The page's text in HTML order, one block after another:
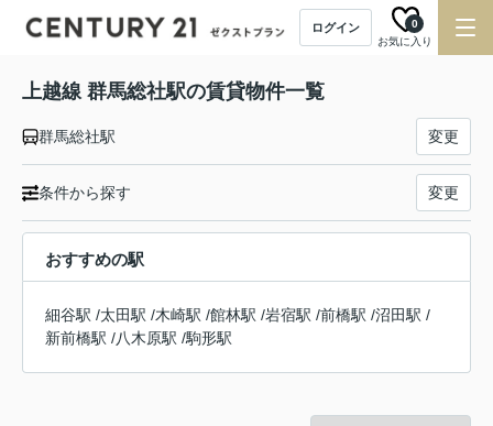
ログイン
お気に入り
0
上越線 群馬総社駅の賃貸物件一覧
群馬総社駅 変更
条件から探す 変更
おすすめの駅
細谷駅 /太田駅 /木崎駅 /館林駅 /岩宿駅 /前橋駅 /沼田駅 /
新前橋駅 /八木原駅 /駒形駅